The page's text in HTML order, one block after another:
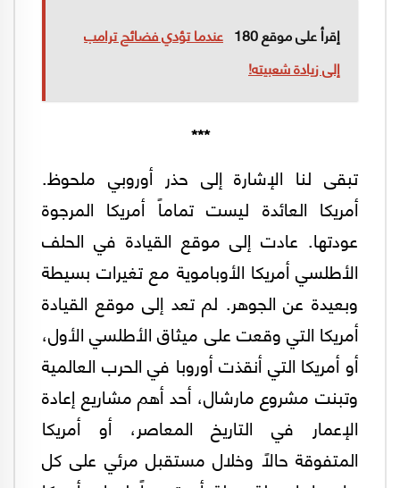
إقرأ على موقع 180
عندما تؤدي فضائح ترامب
إلى زيادة شعبيته!
***
تبقى لنا الإشارة إلى حذر أوروبي ملحوظ.
أمريكا العائدة ليست تماماً أمريكا المرجوة
عودتها. عادت إلى موقع القيادة في الحلف
الأطلسي أمريكا الأوباموية مع تغيرات بسيطة
وبعيدة عن الجوهر. لم تعد إلى موقع القيادة
أمريكا التي وقعت على ميثاق الأطلسي الأول،
أو أمريكا التي أنقذت أوروبا في الحرب العالمية
وتبنت مشروع مارشال، أحد أهم مشاريع إعادة
الإعمار في التاريخ المعاصر، أو أمريكا
المتفوقة حالاً وخلال مستقبل مرئي على كل